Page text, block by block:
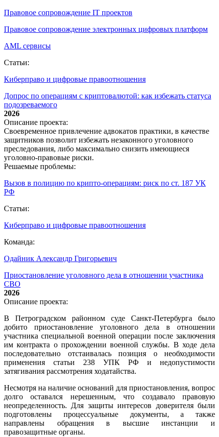
Правовое сопровождение IT проектов
Правовое сопровождение электронных цифровых платформ
AML сервисы
Статьи:
Киберправо и цифровые правоотношения
Допрос по операциям с криптовалютой: как избежать статуса
подозреваемого
2026
Описание проекта:
Своевременное привлечение адвокатов практики, в качестве
защитников позволит избежать незаконного уголовного
преследования, либо максимально снизить имеющиеся
уголовно-правовые риски.
Решаемые проблемы:
Вызов в полицию по крипто‑операциям: риск по ст. 187 УК
РФ
Статьи:
Киберправо и цифровые правоотношения
Команда:
Одайник Александр Григорьевич
Приостановление уголовного дела в отношении участника
СВО
2026
Описание проекта:
В Петроградском районном суде Санкт-Петербурга было
добито приостановление уголовного дела в отношении
участника специальной военной операции после заключения
им контракта о прохождении военной службы. В ходе дела
последовательно отстаивалась позиция о необходимости
применения статьи 238 УПК РФ и недопустимости
затягивания рассмотрения ходатайства.
Несмотря на наличие оснований для приостановления, вопрос
долго оставался нерешенным, что создавало правовую
неопределенность. Для защиты интересов доверителя были
подготовлены процессуальные документы, а также
направлены обращения в высшие инстанции и
правозащитные органы.